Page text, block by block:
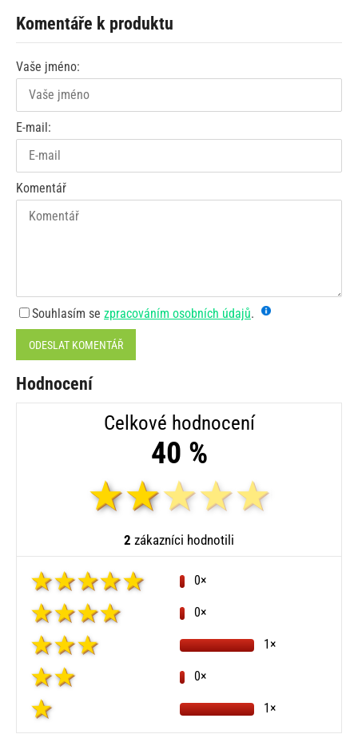
Komentáře k produktu
Vaše jméno:
E-mail:
Komentář
Souhlasím se zpracováním osobních údajů.
ODESLAT KOMENTÁŘ
Hodnocení
Celkové hodnocení
40 %
2 zákazníci hodnotili
0×
0×
1×
0×
1×